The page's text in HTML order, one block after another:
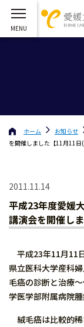
ホーム お知らせ
を開催しました【11月11日(
2011.11.14
平成23年度愛媛
講演会を開催し
平成23年11月11
県立医科大学産科
毛癌の診断と治療
学医学部附属病院
絨毛癌は比較的